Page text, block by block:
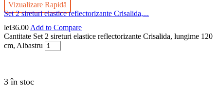
Vizualizare Rapidă
Set 2 sireturi elastice reflectorizante Crisalida,...
lei36.00 Add to Compare
Cantitate Set 2 sireturi elastice reflectorizante Crisalida, lungime 120
cm, Albastru
3 în stoc